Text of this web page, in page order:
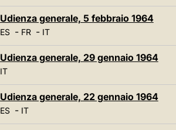
Udienza generale, 5 febbraio 1964
ES- FR- IT
Udienza generale, 29 gennaio 1964
IT
Udienza generale, 22 gennaio 1964
ES- IT